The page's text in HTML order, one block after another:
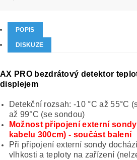
POPIS
DISKUZE
AX PRO bezdrátový detektor
displejem
Detekční rozsah: -10 °C až 55°C
až 99°C (se sondou)
Možnost připojení externí
kabelu 300cm) - součást balení
Při připojení externí sondy
vlhkosti a teploty na zařízení